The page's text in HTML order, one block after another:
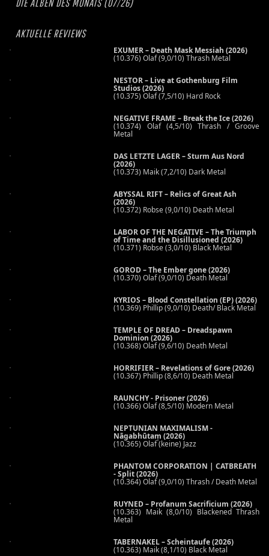
DIE ALBEN DES MONATS (07/26)
AKTUELLE REVIEWS
EXUMER – Death Mask Messiah (2026)
(10.376) Olaf (9,0/10) Thrash Metal
NESTOR – Live at Gothenburg Film
Studios (2026)
(10.375) Olaf (7,5/10) Hard Rock
NEGATIVE FRAME – Break the Ice (2026)
(10.374) Olaf (4,5/10) Thrash / Groove
Metal
DAS LETZTE LAGER – Sturm Aus Nord
(2026)
(10.373) Maik (7,2/10) Dark Metal
ABYSSAL RIFT – Relics of Great Ash
(2026)
(10.372) Robse (9,0/10) Death Metal
LABOR OF THE NEGATIVE – The Triumph
of Time and the Disillusioned (2026)
(10.371) Robse (3,0/10) Black Metal
GOROD – The Ember gone (2026)
(10.370) Olaf (9,0/10) Death Metal
KYRIOS – Blood Constellation (EP) (2026)
(10.369) Phillip (9,0/10) Death/ Black Metal
TEMPLE OF DREAD – Dreadspawn
Dominion (2026)
(10.368) Olaf (9,6/10) Death Metal
HORRIFIER – Revelations of Gore (2026)
(10.367) Phillip (8,6/10) Death Metal
RAUNCHY - Prisoner (2026)
(10.366) Olaf (8,5/10) Modern Metal
NEPTUNIAN MAXIMALISM -
Nāgabhūtaṃ (2026)
(10.365) Olaf (keine) Jazz
PHANTOM CORPORATION | CATBREATH
- Split (2026)
(10.364) Olaf (9,0/10) Thrash / Death Metal
RUYNED – Profanum Sacrificium (2026)
(10.363) Maik (8,0/10) Blackened Thrash
Metal
TABERNAKEL – Scheintaufe (2026)
(10.363) Maik (8,1/10) Black Metal